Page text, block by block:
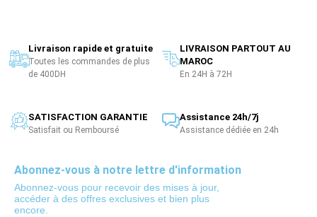
Livraison rapide et gratuite
Toutes les commandes de plus
de 400DH
LIVRAISON PARTOUT AU
MAROC
En 24H à 72H
SATISFACTION GARANTIE
Satisfait ou Remboursé
Assistance 24h/7j
Assistance dédiée en 24h
Abonnez-vous à notre lettre d'information
Abonnez-vous pour recevoir des mises à jour,
accéder à des offres exclusives et bien plus
encore.